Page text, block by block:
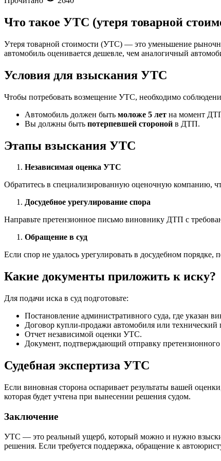
Что такое УТС (утеря товарной
Утеря товарной стоимости (УТС) — это уменьшение
автомобиль оценивается дешевле, чем аналогичный
Условия для взыскания УТС
Чтобы потребовать возмещение УТС, необходимо
Автомобиль должен быть моложе 5 лет на момент
Вы должны быть потерпевшей стороной в ДТП.
Этапы взыскания УТС
Независимая оценка УТС
Обратитесь в специализированную оценочную компанию,
Досудебное урегулирование спора
Направьте претензионное письмо виновнику ДТП с
Обращение в суд
Если спор не удалось урегулировать в досудебном порядке,
Какие документы приложить к иску?
Для подачи иска в суд подготовьте:
Постановление административного суда, где указан
Договор купли-продажи автомобиля или технический
Отчет независимой оценки УТС.
Документ, подтверждающий отправку
Судебная экспертиза УТС
Если виновная сторона оспаривает результаты вашей
которая будет учтена при вынесении решения судом.
Заключение
УТС — это реальный ущерб, который можно и нужно
решения. Если требуется поддержка, обращение к